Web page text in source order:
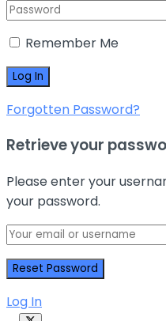
Remember Me
Forgotten Password?
Retrieve your
Please enter your
your password.
Log In